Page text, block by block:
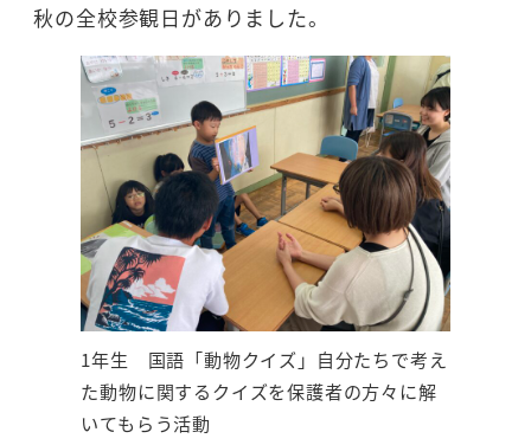
秋の全校参観日がありました。
1年生 国語「動物クイズ」自分たちで考え
た動物に関するクイズを保護者の方々に解
いてもらう活動